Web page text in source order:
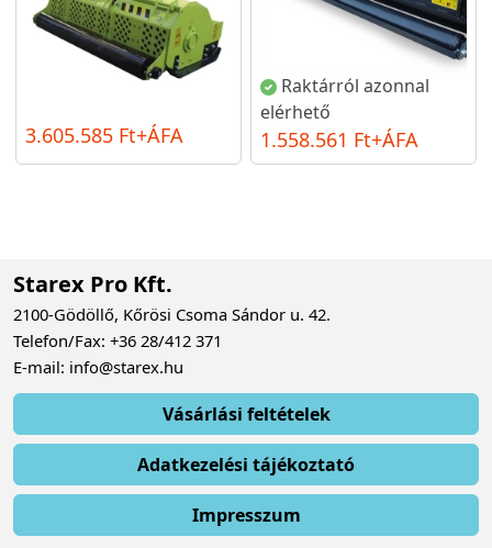
3.605.585 Ft+ÁFA
Raktárról azonnal
elérhető
1.558.561 Ft+ÁFA
Starex Pro Kft.
2100-Gödöllő, Kőrösi Csoma Sándor u. 42.
Telefon/Fax: +36 28/412 371
E-mail: info@starex.hu
Vásárlási feltételek
Adatkezelési tájékoztató
Impresszum